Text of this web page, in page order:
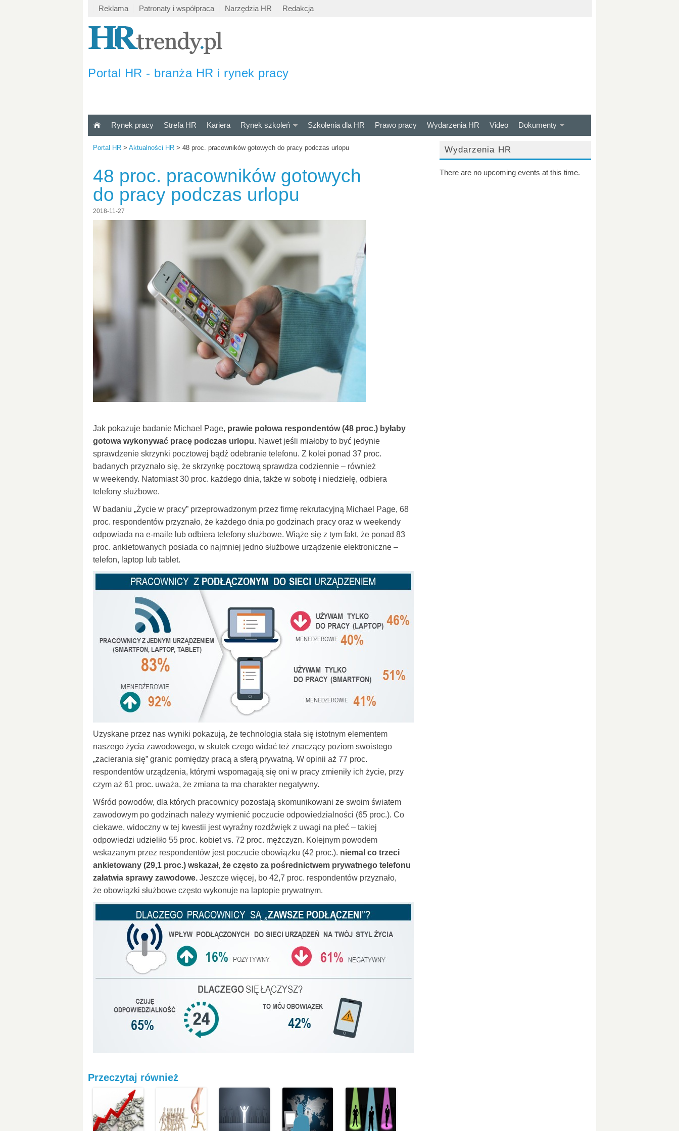
Reklama Patronaty i współpraca Narzędzia HR Redakcja
Portal HR - branża HR i rynek pracy
Rynek pracy Strefa HR Kariera Rynek szkoleń Szkolenia dla HR Prawo pracy Wydarzenia HR Video Dokumenty
Portal HR > Aktualności HR > 48 proc. pracowników gotowych do pracy podczas urlopu
48 proc. pracowników gotowych
do pracy podczas urlopu
2018-11-27
Jak pokazuje badanie Michael Page, prawie połowa respondentów (48 proc.) byłaby
gotowa wykonywać pracę podczas urlopu. Nawet jeśli miałoby to być jedynie
sprawdzenie skrzynki pocztowej bądź odebranie telefonu. Z kolei ponad 37 proc.
badanych przyznało się, że skrzynkę pocztową sprawdza codziennie – również
w weekendy. Natomiast 30 proc. każdego dnia, także w sobotę i niedzielę, odbiera
telefony służbowe.
W badaniu „Życie w pracy” przeprowadzonym przez firmę rekrutacyjną Michael Page, 68
proc. respondentów przyznało, że każdego dnia po godzinach pracy oraz w weekendy
odpowiada na e-maile lub odbiera telefony służbowe. Wiąże się z tym fakt, że ponad 83
proc. ankietowanych posiada co najmniej jedno służbowe urządzenie elektroniczne –
telefon, laptop lub tablet.
Uzyskane przez nas wyniki pokazują, że technologia stała się istotnym elementem
naszego życia zawodowego, w skutek czego widać też znaczący poziom swoistego
„zacierania się” granic pomiędzy pracą a sferą prywatną. W opinii aż 77 proc.
respondentów urządzenia, którymi wspomagają się oni w pracy zmieniły ich życie, przy
czym aż 61 proc. uważa, że zmiana ta ma charakter negatywny.
Wśród powodów, dla których pracownicy pozostają skomunikowani ze swoim światem
zawodowym po godzinach należy wymienić poczucie odpowiedzialności (65 proc.). Co
ciekawe, widoczny w tej kwestii jest wyraźny rozdźwięk z uwagi na płeć – takiej
odpowiedzi udzieliło 55 proc. kobiet vs. 72 proc. mężczyzn. Kolejnym powodem
wskazanym przez respondentów jest poczucie obowiązku (42 proc.). niemal co trzeci
ankietowany (29,1 proc.) wskazał, że często za pośrednictwem prywatnego telefonu
załatwia sprawy zawodowe. Jeszcze więcej, bo 42,7 proc. respondentów przyznało,
że obowiązki służbowe często wykonuje na laptopie prywatnym.
Przeczytaj również
Wydarzenia HR
There are no upcoming events at this time.